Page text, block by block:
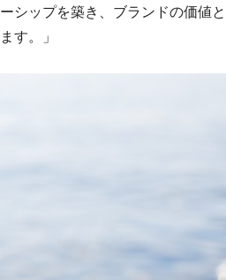
シップを築き、ブランドの価値と
す。」